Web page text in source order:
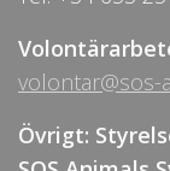
volontar@sos-
Övrigt: